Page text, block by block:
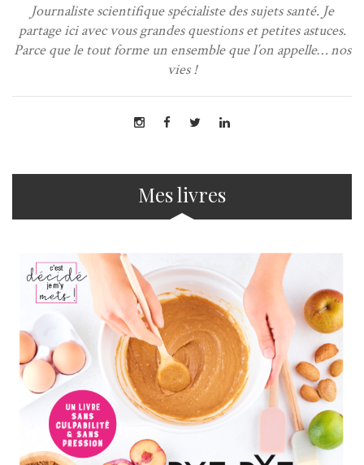
Journaliste scientifique spécialiste des sujets santé. Je
partage ici avec vous grandes questions et petites astuces.
Parce que le tout forme un ensemble que l’on appelle… nos
vies !
Mes livres